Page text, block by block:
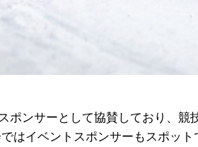
ポンサーとして協賛しており、
はイベントスポンサーもスポッ